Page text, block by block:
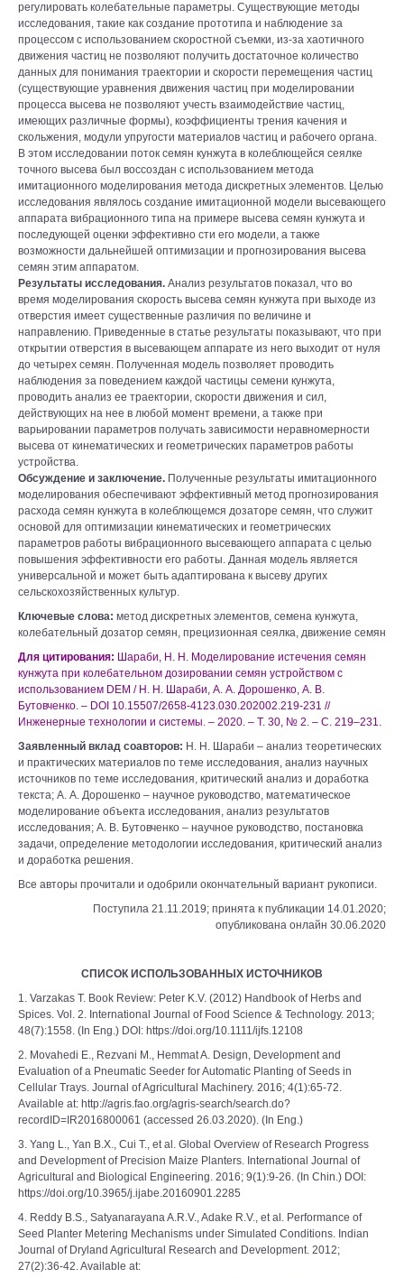
регулировать колебательные параметры. Существующие методы
исследования, такие как создание прототипа и наблюдение за
процессом с использованием скоростной съемки, из-за хаотичного
движения частиц не позволяют получить достаточное количество
данных для понимания траектории и скорости перемещения частиц
(существующие уравнения движения частиц при моделировании
процесса высева не позволяют учесть взаимодействие частиц,
имеющих различные формы), коэффициенты трения качения и
скольжения, модули упругости материалов частиц и рабочего органа.
В этом исследовании поток семян кунжута в колеблющейся сеялке
точного высева был воссоздан с использованием метода
имитационного моделирования метода дискретных элементов. Целью
исследования являлось создание имитационной модели высевающего
аппарата вибрационного типа на примере высева семян кунжута и
последующей оценки эффективно сти его модели, а также
возможности дальнейшей оптимизации и прогнозирования высева
семян этим аппаратом.
Результаты исследования. Анализ результатов показал, что во
время моделирования скорость высева семян кунжута при выходе из
отверстия имеет существенные различия по величине и
направлению. Приведенные в статье результаты показывают, что при
открытии отверстия в высевающем аппарате из него выходит от нуля
до четырех семян. Полученная модель позволяет проводить
наблюдения за поведением каждой частицы семени кунжута,
проводить анализ ее траектории, скорости движения и сил,
действующих на нее в любой момент времени, а также при
варьировании параметров получать зависимости неравномерности
высева от кинематических и геометрических параметров работы
устройства.
Обсуждение и заключение. Полученные результаты имитационного
моделирования обеспечивают эффективный метод прогнозирования
расхода семян кунжута в колеблющемся дозаторе семян, что служит
основой для оптимизации кинематических и геометрических
параметров работы вибрационного высевающего аппарата с целью
повышения эффективности его работы. Данная модель является
универсальной и может быть адаптирована к высеву других
сельскохозяйственных культур.
Ключевые слова: метод дискретных элементов, семена кунжута,
колебательный дозатор семян, прецизионная сеялка, движение семян
Для цитирования: Шараби, Н. Н. Моделирование истечения семян
кунжута при колебательном дозировании семян устройством c
использованием DEM / Н. Н. Шараби, А. А. Дорошенко, А. В.
Бутовченко. – DOI 10.15507/2658-4123.030.202002.219-231 //
Инженерные технологии и системы. – 2020. – Т. 30, № 2. – С. 219–231.
Заявленный вклад соавторов: Н. Н. Шараби – анализ теоретических
и практических материалов по теме исследования, анализ научных
источников по теме исследования, критический анализ и доработка
текста; А. А. Дорошенко – научное руководство, математическое
моделирование объекта исследования, анализ результатов
исследования; А. В. Бутовченко – научное руководство, постановка
задачи, определение методологии исследования, критический анализ
и доработка решения.
Все авторы прочитали и одобрили окончательный вариант рукописи.
Поступила 21.11.2019; принята к публикации 14.01.2020;
опубликована онлайн 30.06.2020
СПИСОК ИСПОЛЬЗОВАННЫХ ИСТОЧНИКОВ
1. Varzakas T. Book Review: Peter K.V. (2012) Handbook of Herbs and
Spices. Vol. 2. International Journal of Food Science & Technology. 2013;
48(7):1558. (In Eng.) DOI: https://doi.org/10.1111/ijfs.12108
2. Movahedi E., Rezvani M., Hemmat A. Design, Development and
Evaluation of a Pneumatic Seeder for Automatic Planting of Seeds in
Cellular Trays. Journal of Agricultural Machinery. 2016; 4(1):65-72.
Available at: http://agris.fao.org/agris-search/search.do?
recordID=IR2016800061 (accessed 26.03.2020). (In Eng.)
3. Yang L., Yan B.X., Cui T., et al. Global Overview of Research Progress
and Development of Precision Maize Planters. International Journal of
Agricultural and Biological Engineering. 2016; 9(1):9-26. (In Chin.) DOI:
https://doi.org/10.3965/j.ijabe.20160901.2285
4. Reddy B.S., Satyanarayana A.R.V., Adake R.V., et al. Performance of
Seed Planter Metering Mechanisms under Simulated Conditions. Indian
Journal of Dryland Agricultural Research and Development. 2012;
27(2):36-42. Available at: